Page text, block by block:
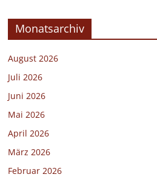
Monatsarchiv
August 2026
Juli 2026
Juni 2026
Mai 2026
April 2026
März 2026
Februar 2026